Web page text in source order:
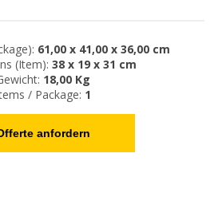
61,00 x 41,00 x 36,00 cm
(Item): 38 x 19 x 31 cm
18,00 Kg
/ Package: 1
anfordern